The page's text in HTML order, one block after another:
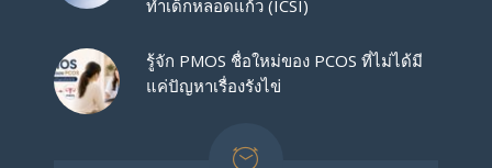
ทำเด็กหลอดแก้ว (ICSI)
รู้จัก PMOS ชื่อใหม่ของ PCOS ที่ไม่ได้มี
แค่ปัญหาเรื่องรังไข่